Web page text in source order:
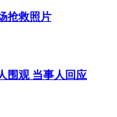
抢救照片
围观 当事人回应